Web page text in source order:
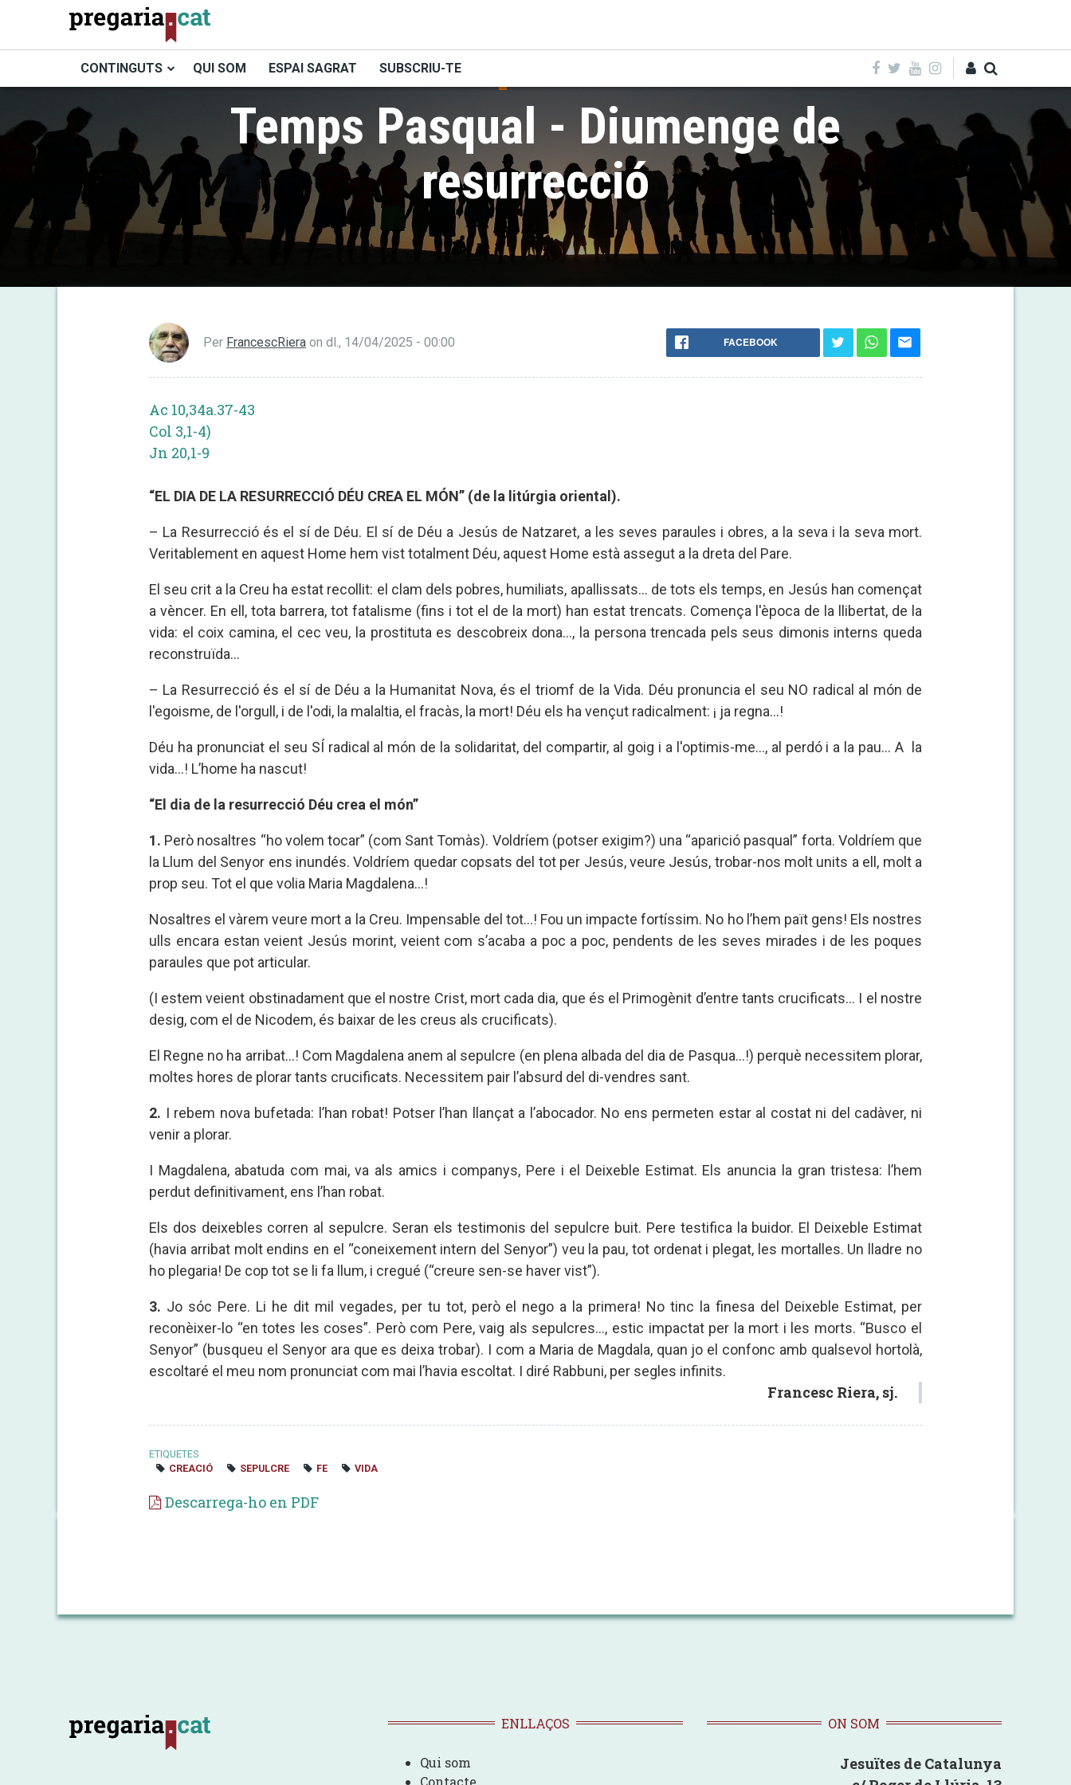
contingut
CONTINGUTS QUI SOM ESPAI SAGRAT SUBSCRIU-TE
Temps Pasqual - Diumenge de
resurrecció
Per FrancescRiera on dl., 14/04/2025 - 00:00 FACEBOOK
Ac 10,34a.37-43
Col 3,1-4)
Jn 20,1-9
“EL DIA DE LA RESURRECCIÓ DÉU CREA EL MÓN” (de la litúrgia oriental).
– La Resurrecció és el sí de Déu. El sí de Déu a Jesús de Natzaret, a les seves paraules i obres, a la seva i la seva mort.
Veritablement en aquest Home hem vist totalment Déu, aquest Home està assegut a la dreta del Pare.
El seu crit a la Creu ha estat recollit: el clam dels pobres, humiliats, apallissats... de tots els temps, en Jesús han començat
a vèncer. En ell, tota barrera, tot fatalisme (fins i tot el de la mort) han estat trencats. Comença l'època de la llibertat, de la
vida: el coix camina, el cec veu, la prostituta es descobreix dona..., la persona trencada pels seus dimonis interns queda
reconstruïda...
– La Resurrecció és el sí de Déu a la Humanitat Nova, és el triomf de la Vida. Déu pronuncia el seu NO radical al món de
l'egoisme, de l'orgull, i de l'odi, la malaltia, el fracàs, la mort! Déu els ha vençut radicalment: ¡ ja regna...!
Déu ha pronunciat el seu SÍ radical al món de la solidaritat, del compartir, al goig i a l'optimis-me..., al perdó i a la pau... A la
vida...! L’home ha nascut!
“El dia de la resurrecció Déu crea el món”
1. Però nosaltres “ho volem tocar” (com Sant Tomàs). Voldríem (potser exigim?) una “aparició pasqual” forta. Voldríem que
la Llum del Senyor ens inundés. Voldríem quedar copsats del tot per Jesús, veure Jesús, trobar-nos molt units a ell, molt a
prop seu. Tot el que volia Maria Magdalena...!
Nosaltres el vàrem veure mort a la Creu. Impensable del tot...! Fou un impacte fortíssim. No ho l’hem paït gens! Els nostres
ulls encara estan veient Jesús morint, veient com s’acaba a poc a poc, pendents de les seves mirades i de les poques
paraules que pot articular.
(I estem veient obstinadament que el nostre Crist, mort cada dia, que és el Primogènit d’entre tants crucificats... I el nostre
desig, com el de Nicodem, és baixar de les creus als crucificats).
El Regne no ha arribat...! Com Magdalena anem al sepulcre (en plena albada del dia de Pasqua...!) perquè necessitem plorar,
moltes hores de plorar tants crucificats. Necessitem pair l’absurd del di-vendres sant.
2. I rebem nova bufetada: l’han robat! Potser l’han llançat a l’abocador. No ens permeten estar al costat ni del cadàver, ni
venir a plorar.
I Magdalena, abatuda com mai, va als amics i companys, Pere i el Deixeble Estimat. Els anuncia la gran tristesa: l’hem
perdut definitivament, ens l’han robat.
Els dos deixebles corren al sepulcre. Seran els testimonis del sepulcre buit. Pere testifica la buidor. El Deixeble Estimat
(havia arribat molt endins en el “coneixement intern del Senyor”) veu la pau, tot ordenat i plegat, les mortalles. Un lladre no
ho plegaria! De cop tot se li fa llum, i cregué (“creure sen-se haver vist”).
3. Jo sóc Pere. Li he dit mil vegades, per tu tot, però el nego a la primera! No tinc la finesa del Deixeble Estimat, per
reconèixer-lo “en totes les coses”. Però com Pere, vaig als sepulcres..., estic impactat per la mort i les morts. “Busco el
Senyor” (busqueu el Senyor ara que es deixa trobar). I com a Maria de Magdala, quan jo el confonc amb qualsevol hortolà,
escoltaré el meu nom pronunciat com mai l’havia escoltat. I diré Rabbuni, per segles infinits.
Francesc Riera, sj.
ETIQUETES
CREACIÓ
SEPULCRE FE VIDA
Descarrega-ho en PDF
ENLLAÇOS
Qui som
Contacte
ON SOM
Jesuïtes de Catalunya